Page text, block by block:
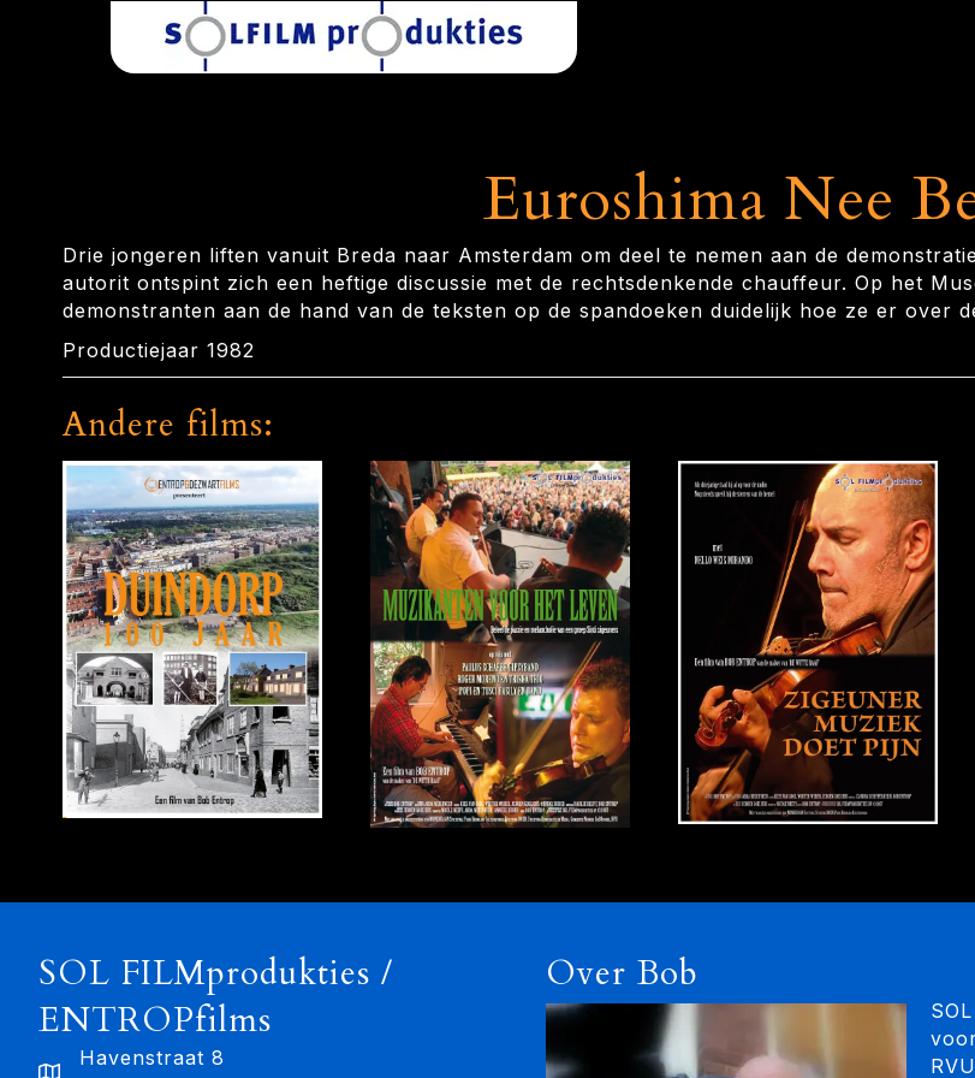
Euroshima Nee
Drie jongeren liften vanuit Breda naar Amsterdam om deel te nemen aan de
autorit ontspint zich een heftige discussie met de rechtsdenkende chauffeur. Op het
demonstranten aan de hand van de teksten op de spandoeken duidelijk hoe ze er over
Productiejaar 1982
Andere films:
SOL FILMprodukties /
ENTROPfilms
Havenstraat 8
Over Bob